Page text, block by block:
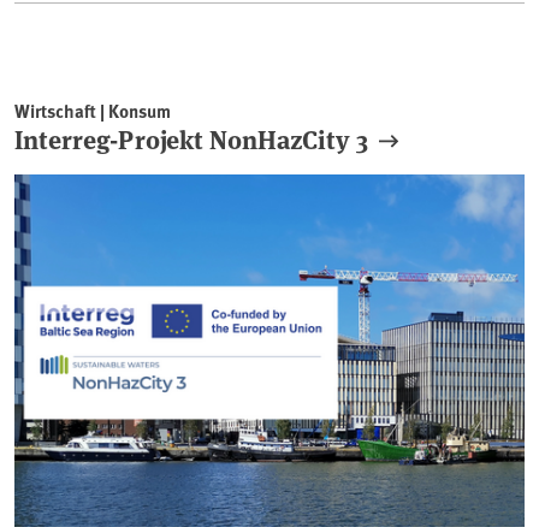
Wirtschaft | Konsum
Interreg-Projekt NonHazCity 3